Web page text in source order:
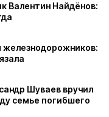
Валентин Найдёнов:
железнодорожников:
Шуваев вручил
семье погибшего